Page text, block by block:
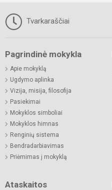
Tvarkaraščiai
Pagrindinė mokykla
Apie mokyklą
Ugdymo aplinka
Vizija, misija, filosofija
Pasiekimai
Mokyklos simboliai
Mokyklos himnas
Renginių sistema
Bendradarbiavimas
Priėmimas į mokyklą
Ataskaitos